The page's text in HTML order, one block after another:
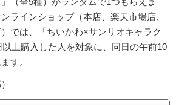
ラインショップ（本店、楽天市場店、
では、「ちいかわ×サンリオキャラク
上購入した人を対象に、同日の午前10
す。